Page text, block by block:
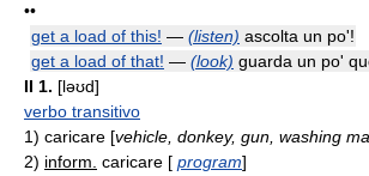
••
get a load of this! — (listen) ascolta un po'!
get a load of that! — (look) guarda un po'
II 1. [ləʊd]
verbo transitivo
1) caricare [vehicle, donkey, gun, washing
2) inform. caricare [ program]